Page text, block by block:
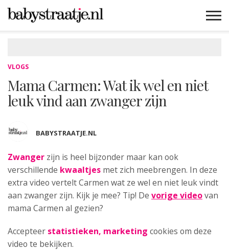
VLOGS
Mama Carmen: Wat ik wel en niet
leuk vind aan zwanger zijn
BABYSTRAATJE.NL
Zwanger zijn is heel bijzonder maar kan ook
verschillende kwaaltjes met zich meebrengen. In deze
extra video vertelt Carmen wat ze wel en niet leuk vindt
aan zwanger zijn. Kijk je mee? Tip! De vorige videovan
mama Carmen al gezien?
Accepteer statistieken, marketing cookies om deze
video te bekijken.